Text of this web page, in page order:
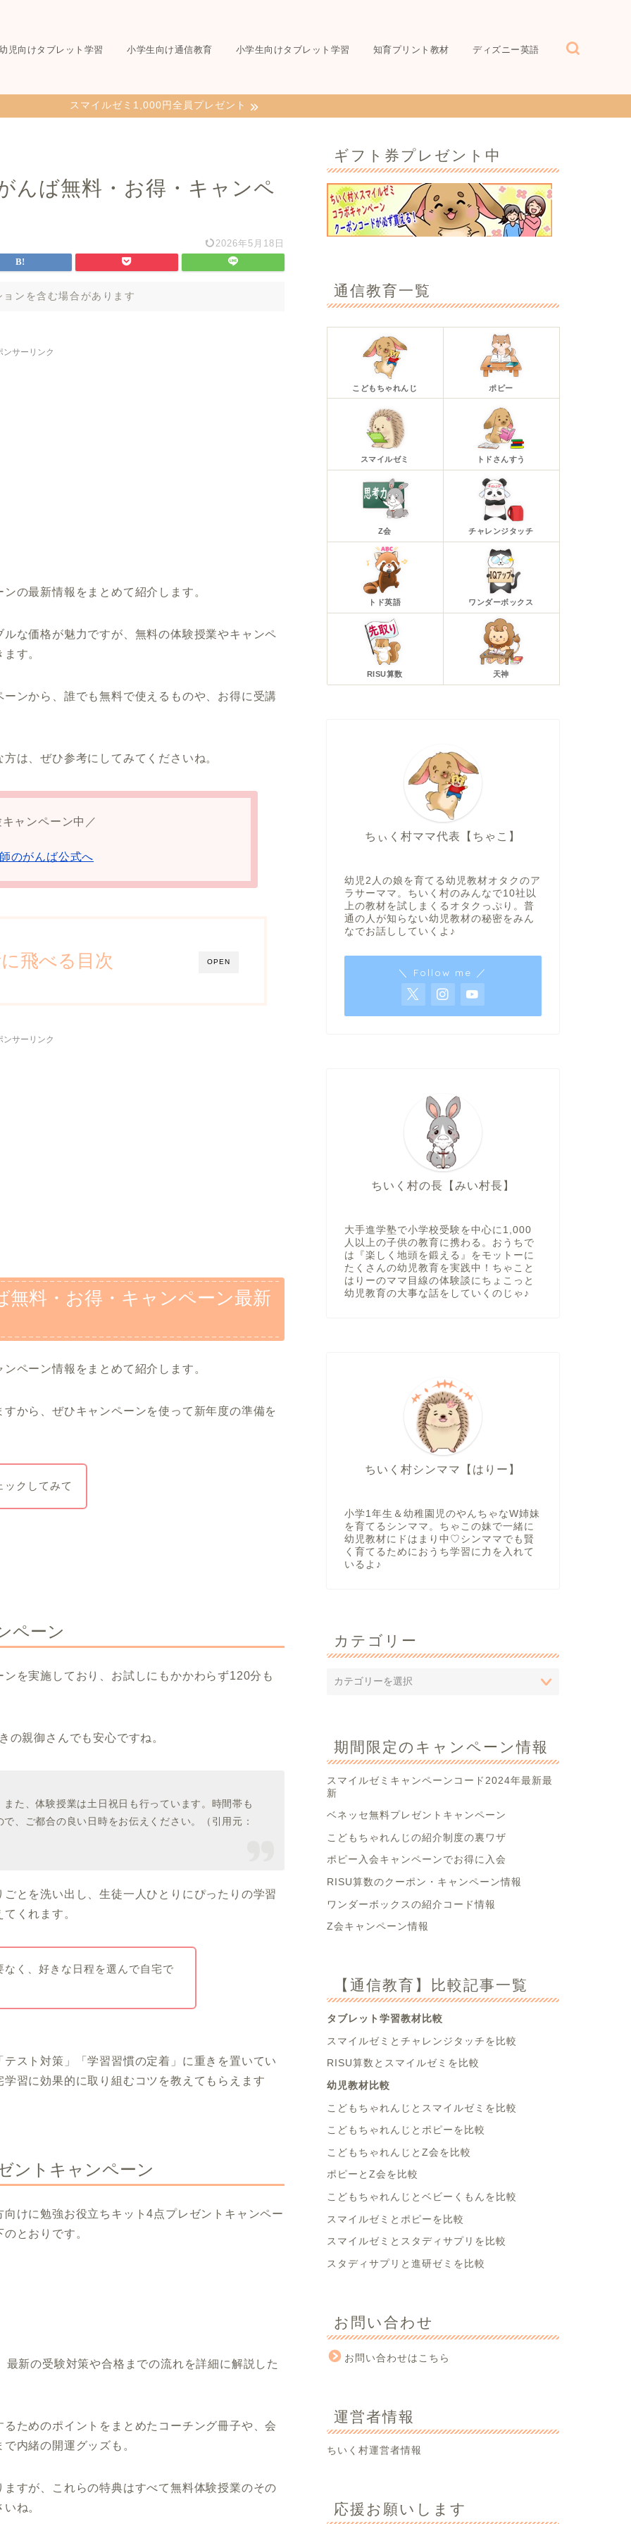
児向けタブレット学習 小学生向け通信教育 小学生向けタブレット学習 知育プリント教材 ディズニー英語
スマイルゼミ1,000円全員プレゼント
んば無料・お得・キャンペ
2026年5月18日
ンを含む場合があります
ンサーリンク
の最新情報をまとめて紹介します。
な価格が魅力ですが、無料の体験授業やキャンペ
す。
ンから、誰でも無料で使えるものや、お得に受講
は、ぜひ参考にしてみてくださいね。
ャンペーン中／
のがんば公式へ
OPEN
飛べる目次
ンサーリンク
無料・お得・キャンペーン最新
ペーン情報をまとめて紹介します。
から、ぜひキャンペーンを使って新年度の準備を
ックしてみて
ペーン
を実施しており、お試しにもかかわらず120分も
の親御さんでも安心ですね。
た、体験授業は土日祝日も行っています。時間帯も
、ご都合の良い日時をお伝えください。（引用元：
とを洗い出し、生徒一人ひとりにぴったりの学習
くれます。
く、好きな日程を選んで自宅で
スト対策」「学習習慣の定着」に重きを置いてい
習に効果的に取り組むコツを教えてもらえます
ントキャンペーン
けに勉強お役立ちキット4点プレゼントキャンペー
とおりです。
新の受験対策や合格までの流れを詳細に解説した
ためのポイントをまとめたコーチング冊子や、会
内緒の開運グッズも。
すが、これらの特典はすべて無料体験授業のその
ね。
ギフト券プレゼント中
通信教育一覧
こどもちゃれんじ ポピー
スマイルゼミ トドさんすう
Z会 チャレンジタッチ
トド英語 ワンダーボックス
RISU算数 天神
ちぃく村ママ代表【ちゃこ】
幼児2人の娘を育てる幼児教材オタクのア
ラサーママ。ちいく村のみんなで10社以
上の教材を試しまくるオタクっぷり。普
通の人が知らない幼児教材の秘密をみん
なでお話ししていくよ♪
＼ Follow me ／
ちいく村の長【みい村長】
大手進学塾で小学校受験を中心に1,000
人以上の子供の教育に携わる。おうちで
は『楽しく地頭を鍛える』をモットーに
たくさんの幼児教育を実践中！ちゃこと
はりーのママ目線の体験談にちょこっと
幼児教育の大事な話をしていくのじゃ♪
ちいく村シンママ【はりー】
小学1年生＆幼稚園児のやんちゃなW姉妹
を育てるシンママ。ちゃこの妹で一緒に
幼児教材にドはまり中♡シンママでも賢
く育てるためにおうち学習に力を入れて
いるよ♪
カテゴリー
期間限定のキャンペーン情報
スマイルゼミキャンペーンコード2024年最新最
新
ベネッセ無料プレゼントキャンペーン
こどもちゃれんじの紹介制度の裏ワザ
ポピー入会キャンペーンでお得に入会
RISU算数のクーポン・キャンペーン情報
ワンダーボックスの紹介コード情報
Z会キャンペーン情報
【通信教育】比較記事一覧
タブレット学習教材比較
スマイルゼミとチャレンジタッチを比較
RISU算数とスマイルゼミを比較
幼児教材比較
こどもちゃれんじとスマイルゼミを比較
こどもちゃれんじとポピーを比較
こどもちゃれんじとZ会を比較
ポピーとZ会を比較
こどもちゃれんじとベビーくもんを比較
スマイルゼミとポピーを比較
スマイルゼミとスタディサプリを比較
スタディサプリと進研ゼミを比較
お問い合わせ
お問い合わせはこちら
運営者情報
ちいく村運営者情報
応援お願いします